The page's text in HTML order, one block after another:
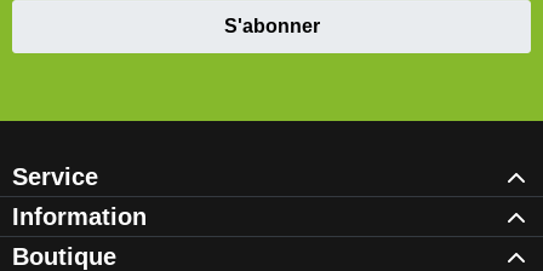
S'abonner
Service
Information
Boutique